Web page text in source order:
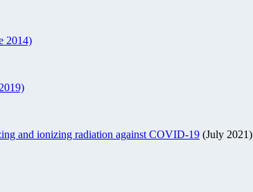
2014)
and ionizing radiation against COVID-19 (July 2021)